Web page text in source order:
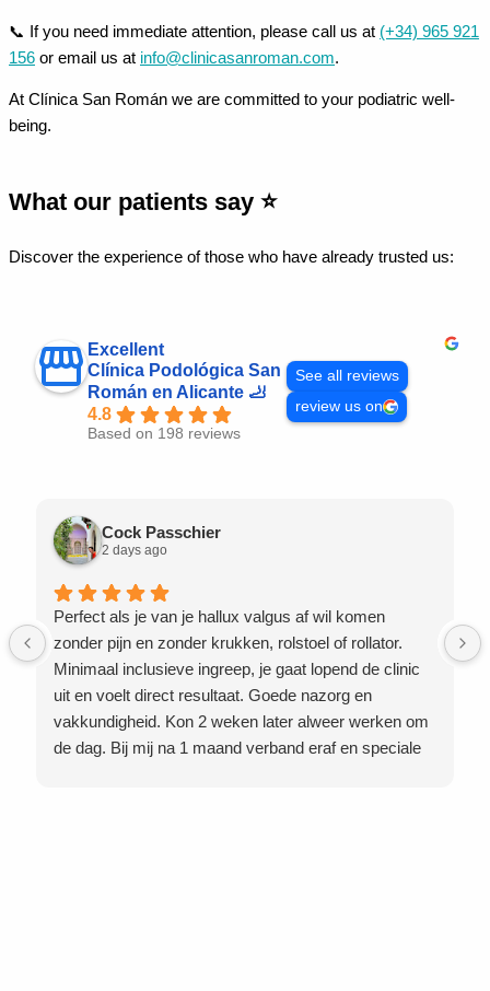
📞 If you need immediate attention, please call us at (+34) 965 921
156 or email us at info@clinicasanroman.com.
At Clínica San Román we are committed to your podiatric well-
being.
What our patients say ⭐
Discover the experience of those who have already trusted us:
Excellent
Clínica Podológica San
Román en Alicante 🦶
4.8
Based on 198 reviews
See all reviews
review us on
Cock Passchier
2 days ago
Perfect als je van je hallux valgus af wil komen
zonder pijn en zonder krukken, rolstoel of rollator.
Minimaal inclusieve ingreep, je gaat lopend de clinic
uit en voelt direct resultaat. Goede nazorg en
vakkundigheid. Kon 2 weken later alweer werken om
de dag. Bij mij na 1 maand verband eraf en speciale